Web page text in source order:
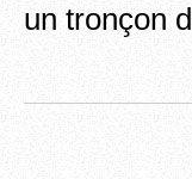
un tronçon